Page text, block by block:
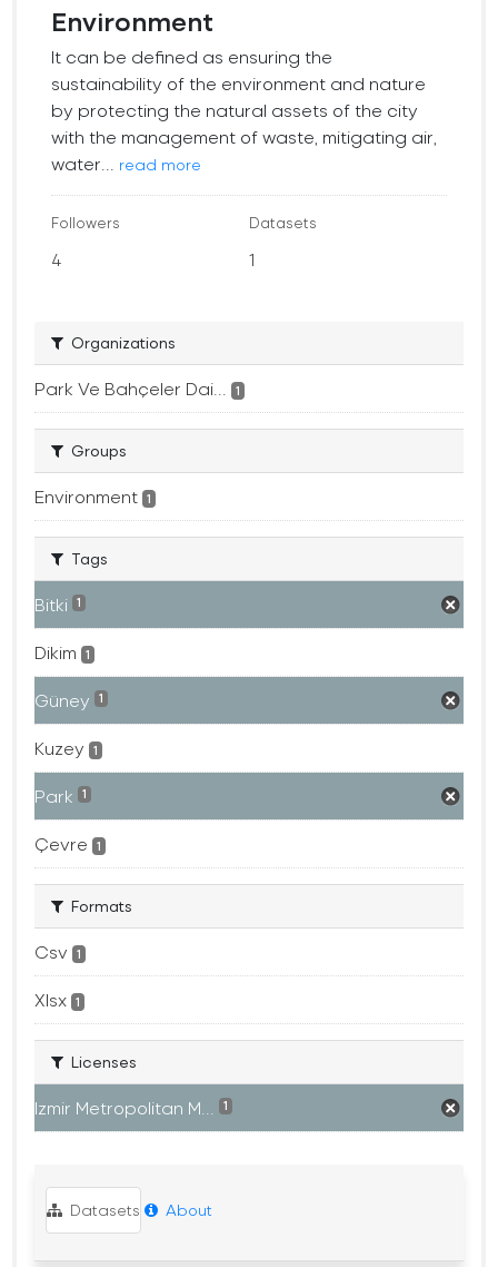
Environment
It can be defined as ensuring the
sustainability of the environment and nature
by protecting the natural assets of the city
with the management of waste, mitigating air,
water...
read more
Followers
4
Datasets
1
Organizations
Park Ve Bahçeler Dai... 1
Groups
Environment 1
Tags
Bitki 1
Dikim 1
Güney 1
Kuzey 1
Park 1
Çevre 1
Formats
Csv 1
Xlsx 1
Licenses
Izmir Metropolitan M... 1
Datasets About